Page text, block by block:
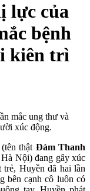
lực của
bệnh
kiên trì
mắc ung thư và
xúc động.
thật Đàm Thanh
Nội) đang gây xúc
trẻ, Huyền đã hai lần
bên cạnh cô luôn có